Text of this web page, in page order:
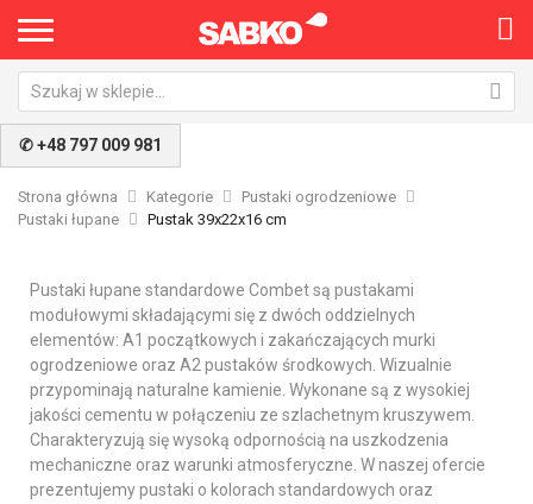
✆ +48 797 009 981
Strona główna Kategorie
Pustaki ogrodzeniowe
Pustaki łupane
Pustak 39x22x16 cm
Pustaki łupane standardowe Combet są pustakami
modułowymi składającymi się z dwóch oddzielnych
elementów: A1 początkowych i zakańczających murki
ogrodzeniowe oraz A2 pustaków środkowych. Wizualnie
przypominają naturalne kamienie. Wykonane są z wysokiej
jakości cementu w połączeniu ze szlachetnym kruszywem.
Charakteryzują się wysoką odpornością na uszkodzenia
mechaniczne oraz warunki atmosferyczne. W naszej ofercie
prezentujemy pustaki o kolorach standardowych oraz